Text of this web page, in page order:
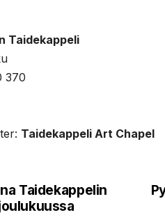
Taidekappeli
370
Taidekappeli Art Chapel
Taidekappelin